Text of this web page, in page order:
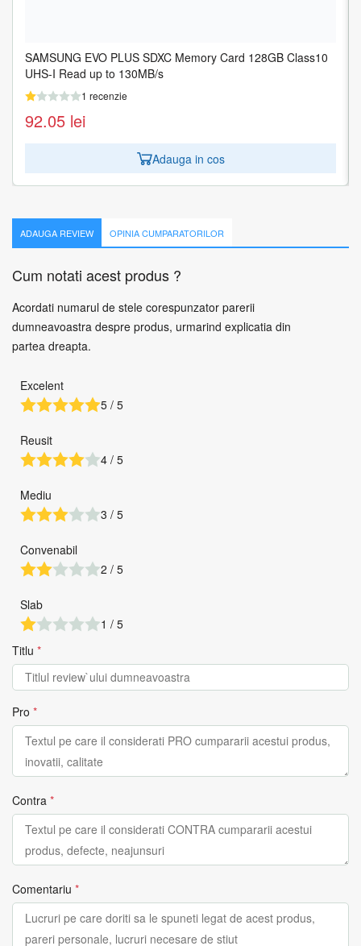
SAMSUNG EVO PLUS SDXC Memory Card 128GB Class10
UHS-I Read up to 130MB/s
1 recenzie
92.05 lei
Adauga in cos
SAMSUNG EVO PLUS SDXC Memory Card 256GB Class10
UHS-I Read up to 130MB/s
1 recenzie
162.11lei
Adauga in cos
ADAUGA REVIEW OPINIA CUMPARATORILOR
Cum notati acest produs ?
Acordati numarul de stele corespunzator parerii
dumneavoastra despre produs, urmarind explicatia din
partea dreapta.
Excelent
5 / 5
Reusit
4 / 5
Mediu
3 / 5
Convenabil
2 / 5
Slab
1 / 5
Titlu *
Pro *
Contra *
Comentariu *